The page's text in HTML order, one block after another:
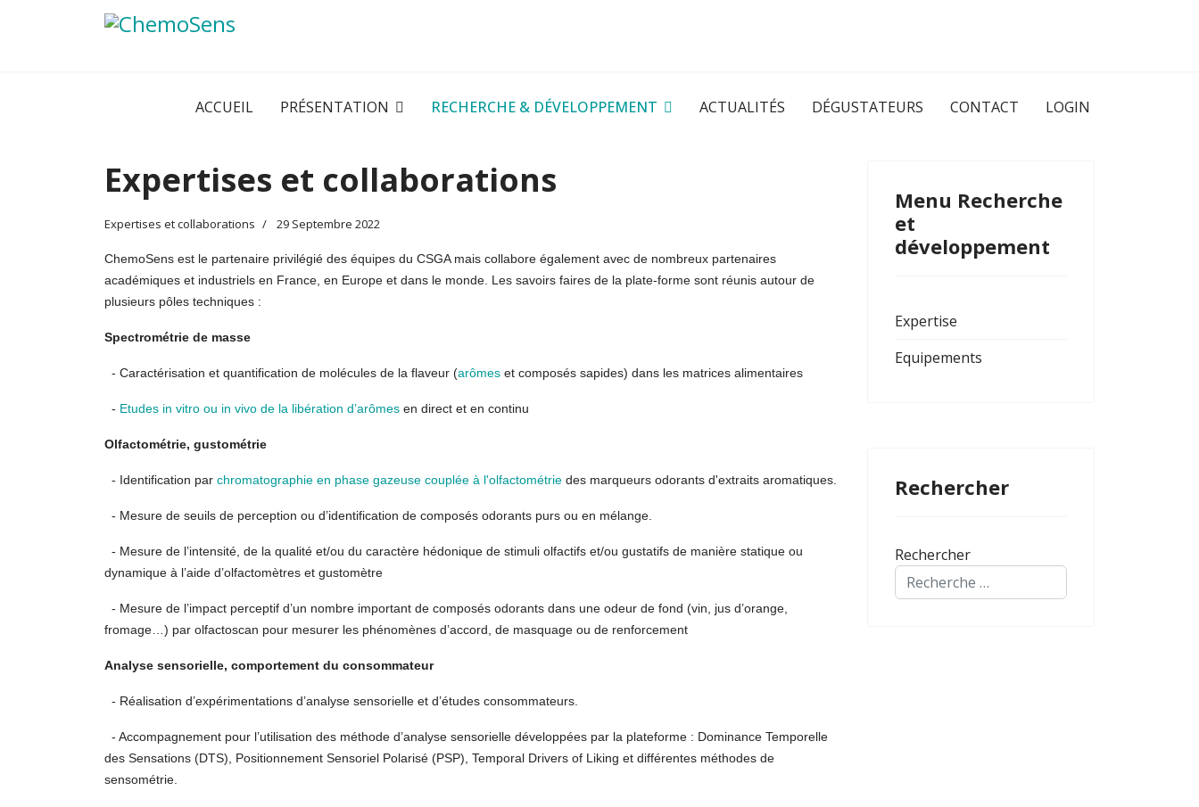
ACCUEIL PRÉSENTATION RECHERCHE & DÉVELOPPEMENT ACTUALITÉS DÉGUSTATEURS CONTACT LOGIN
Expertises et collaborations
Expertises et collaborations 29 Septembre 2022
ChemoSens est le partenaire privilégié des équipes du CSGA mais collabore également avec de nombreux partenaires
académiques et industriels en France, en Europe et dans le monde. Les savoirs faires de la plate-forme sont réunis autour de
plusieurs pôles techniques :
Spectrométrie de masse
- Caractérisation et quantification de molécules de la flaveur (arômes et composés sapides) dans les matrices alimentaires
- Etudes in vitro ou in vivo de la libération d’arômes en direct et en continu
Olfactométrie, gustométrie
- Identification par chromatographie en phase gazeuse couplée à l'olfactométrie des marqueurs odorants d'extraits aromatiques.
- Mesure de seuils de perception ou d’identification de composés odorants purs ou en mélange.
- Mesure de l’intensité, de la qualité et/ou du caractère hédonique de stimuli olfactifs et/ou gustatifs de manière statique ou
dynamique à l’aide d’olfactomètres et gustomètre
- Mesure de l’impact perceptif d’un nombre important de composés odorants dans une odeur de fond (vin, jus d’orange,
fromage…) par olfactoscan pour mesurer les phénomènes d’accord, de masquage ou de renforcement
Analyse sensorielle, comportement du consommateur
- Réalisation d’expérimentations d’analyse sensorielle et d’études consommateurs.
- Accompagnement pour l’utilisation des méthode d’analyse sensorielle développées par la plateforme : Dominance Temporelle
des Sensations (DTS), Positionnement Sensoriel Polarisé (PSP), Temporal Drivers of Liking et différentes méthodes de
sensométrie.
Menu Recherche
et
développement
Expertise
Equipements
Rechercher
Rechercher